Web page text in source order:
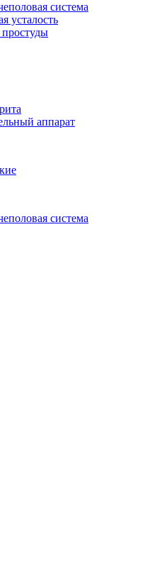
система
усталость
аппарат
система